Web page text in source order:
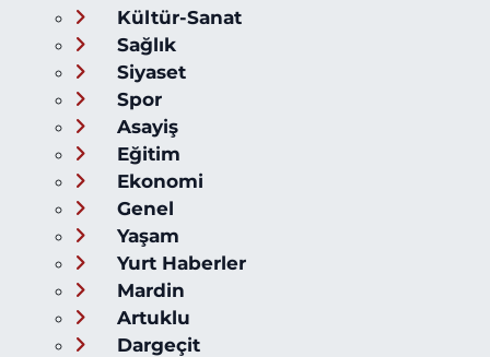
Kültür-Sanat
Sağlık
Siyaset
Spor
Asayiş
Eğitim
Ekonomi
Genel
Yaşam
Yurt Haberler
Mardin
Artuklu
Dargeçit